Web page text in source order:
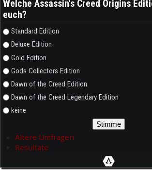
Welche Assassin's Creed Origins
euch?
Auswahlmöglichkeiten
Standard Edition
Deluxe Edition
Gold Edition
Gods Collectors Edition
Dawn of the Creed Edition
Dawn of the Creed Legendary Edition
keine
Ältere Umfragen
Resultate